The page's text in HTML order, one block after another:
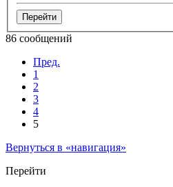
86 сообщений
Пред.
1
2
3
4
5
Вернуться в «навигация»
Перейти